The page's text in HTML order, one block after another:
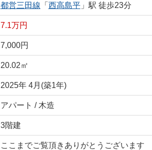
都営三田線 「 西高島平」駅 徒歩23分
7.1万円
7,000円
20.02㎡
2025年 4月(築1年)
アパート / 木造
3階建
ここまでご覧頂きありがとうございます